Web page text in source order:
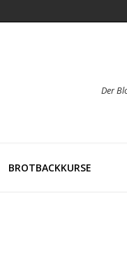
Der
BROTBACKKURSE